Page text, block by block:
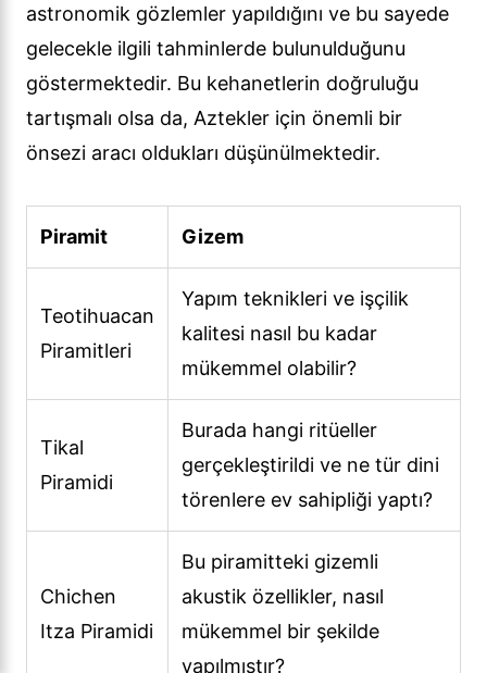
astronomik gözlemler yapıldığını ve bu sayede
gelecekle ilgili tahminlerde bulunulduğunu
göstermektedir. Bu kehanetlerin doğruluğu
tartışmalı olsa da, Aztekler için önemli bir
önsezi aracı oldukları düşünülmektedir.
Piramit Gizem
Teotihuacan
Piramitleri
Yapım teknikleri ve işçilik
kalitesi nasıl bu kadar
mükemmel olabilir?
Tikal
Piramidi
Burada hangi ritüeller
gerçekleştirildi ve ne tür dini
törenlere ev sahipliği yaptı?
Chichen
Itza Piramidi
Bu piramitteki gizemli
akustik özellikler, nasıl
mükemmel bir şekilde
yapılmıştır?